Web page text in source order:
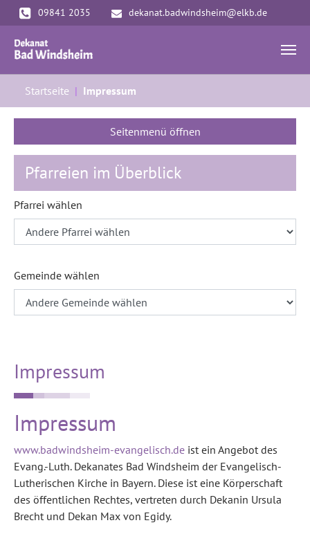
Zum Hauptinhalt springen
09841 2035 dekanat.badwindsheim@elkb.de
Startseite Impressum
Seitenmenü öffnen
Pfarreien im Überblick
Pfarrei wählen
Gemeinde wählen
Impressum
Impressum
www.badwindsheim-evangelisch.de ist ein Angebot des
Evang.-Luth. Dekanates Bad Windsheim der Evangelisch-
Lutherischen Kirche in Bayern. Diese ist eine Körperschaft
des öffentlichen Rechtes, vertreten durch Dekanin Ursula
Brecht und Dekan Max von Egidy.